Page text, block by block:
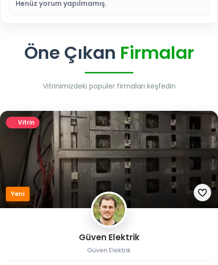
Henüz yorum yapılmamış.
Öne Çıkan Firmalar
Vitrinimizdeki popüler firmaları keşfedin
Vitrin
Yeni
Güven Elektrik
Güven Elektrik